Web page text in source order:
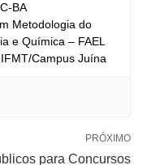
BA
Metodologia do
e Química – FAEL
Campus Juína
PRÓXIMO
para Concursos